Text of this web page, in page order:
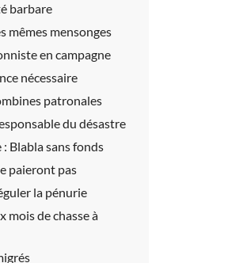
barbare
mêmes mensonges
en campagne
nécessaire
patronales
du désastre
: Blabla sans fonds
paieront pas
la pénurie
mois de chasse à